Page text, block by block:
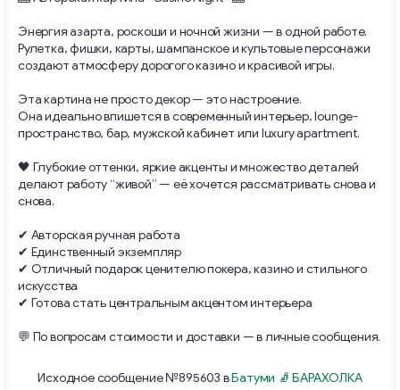
Энергия азарта, роскоши и ночной жизни — в одной работе.
Рулетка, фишки, карты, шампанское и культовые персонажи
создают атмосферу дорогого казино и красивой игры.
Эта картина не просто декор — это настроение.
Она идеально впишется в современный интерьер, lounge-
пространство, бар, мужской кабинет или luxury apartment.
🖤 Глубокие оттенки, яркие акценты и множество деталей
делают работу “живой” — её хочется рассматривать снова и
снова.
✔ Авторская ручная работа
✔ Единственный экземпляр
✔ Отличный подарок ценителю покера, казино и стильного
искусства
✔ Готова стать центральным акцентом интерьера
💬 По вопросам стоимости и доставки — в личные сообщения.
Исходное сообщение №895603 вБатуми 🧦 БАРАХОЛКА